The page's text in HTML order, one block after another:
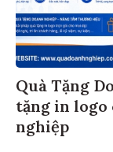
Quà Tặng
tặng in logo
nghiệp